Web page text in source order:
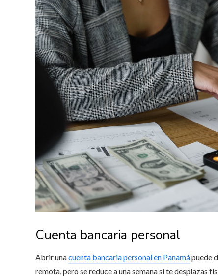
Cuenta bancaria personal
Abrir unacuenta bancaria personal en Panamápuede
remota, pero se reduce a una semana si te desplazas